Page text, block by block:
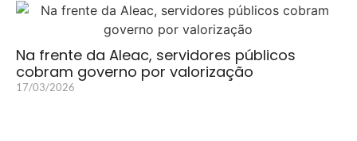
Na frente da Aleac, servidores públicos
cobram governo por valorização
17/03/2026